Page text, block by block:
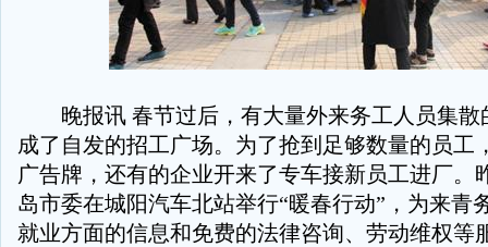
晚报讯 春节过后，有大量外来务工人员集散
成了自发的招工广场。为了抢到足够数量的员工
广告牌，还有的企业开来了专车接新员工进厂。
岛市委在城阳汽车北站举行“暖春行动”，为来青
就业方面的信息和免费的法律咨询、劳动维权等